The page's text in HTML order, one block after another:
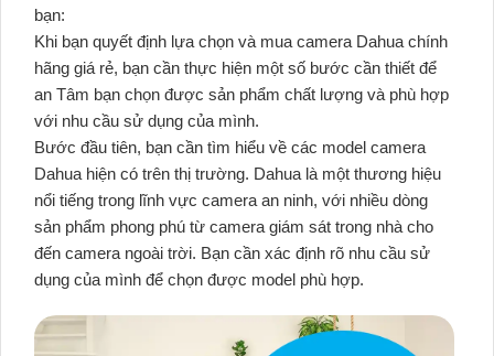
bạn:
Khi bạn quyết định lựa chọn và mua camera Dahua chính
hãng giá rẻ, bạn cần thực hiện một số bước cần thiết để
an Tâm bạn chọn được sản phẩm chất lượng và phù hợp
với nhu cầu sử dụng của mình.
Bước đầu tiên, bạn cần tìm hiểu về các model camera
Dahua hiện có trên thị trường. Dahua là một thương hiệu
nổi tiếng trong lĩnh vực camera an ninh, với nhiều dòng
sản phẩm phong phú từ camera giám sát trong nhà cho
đến camera ngoài trời. Bạn cần xác định rõ nhu cầu sử
dụng của mình để chọn được model phù hợp.